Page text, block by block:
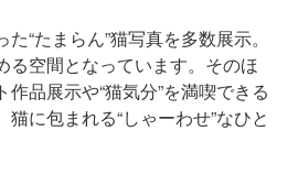
“たまらん”猫写真を多数展示。
る空間となっています。そのほ
品展示や“猫気分”を満喫できる
に包まれる“しゃーわせ”なひと